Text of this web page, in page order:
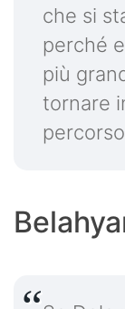
che si
perché
più
tornare